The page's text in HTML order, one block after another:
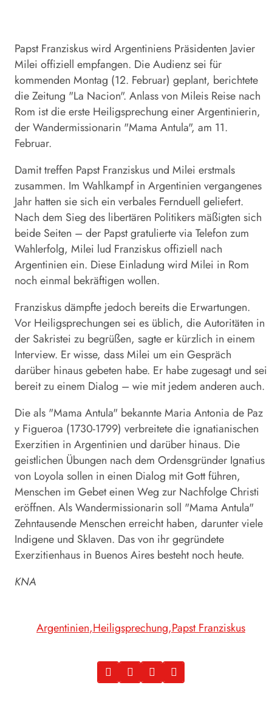
Papst Franziskus wird Argentiniens Präsidenten Javier
Milei offiziell empfangen. Die Audienz sei für
kommenden Montag (12. Februar) geplant, berichtete
die Zeitung "La Nacion". Anlass von Mileis Reise nach
Rom ist die erste Heiligsprechung einer Argentinierin,
der Wandermissionarin "Mama Antula", am 11.
Februar.
Damit treffen Papst Franziskus und Milei erstmals
zusammen. Im Wahlkampf in Argentinien vergangenes
Jahr hatten sie sich ein verbales Fernduell geliefert.
Nach dem Sieg des libertären Politikers mäßigten sich
beide Seiten – der Papst gratulierte via Telefon zum
Wahlerfolg, Milei lud Franziskus offiziell nach
Argentinien ein. Diese Einladung wird Milei in Rom
noch einmal bekräftigen wollen.
Franziskus dämpfte jedoch bereits die Erwartungen.
Vor Heiligsprechungen sei es üblich, die Autoritäten in
der Sakristei zu begrüßen, sagte er kürzlich in einem
Interview. Er wisse, dass Milei um ein Gespräch
darüber hinaus gebeten habe. Er habe zugesagt und sei
bereit zu einem Dialog – wie mit jedem anderen auch.
Die als "Mama Antula" bekannte Maria Antonia de Paz
y Figueroa (1730-1799) verbreitete die ignatianischen
Exerzitien in Argentinien und darüber hinaus. Die
geistlichen Übungen nach dem Ordensgründer Ignatius
von Loyola sollen in einen Dialog mit Gott führen,
Menschen im Gebet einen Weg zur Nachfolge Christi
eröffnen. Als Wandermissionarin soll "Mama Antula"
Zehntausende Menschen erreicht haben, darunter viele
Indigene und Sklaven. Das von ihr gegründete
Exerzitienhaus in Buenos Aires besteht noch heute.
KNA
Argentinien Heiligsprechung Papst Franziskus